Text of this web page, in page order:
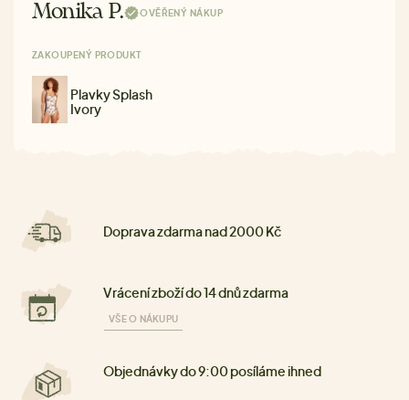
Monika P. OVĚŘENÝ NÁKUP
ZAKOUPENÝ PRODUKT
Plavky Splash
Ivory
Doprava zdarma nad 2000 Kč
Vrácení zboží do 14 dnů zdarma
VŠE O NÁKUPU
Objednávky do 9:00 posíláme ihned